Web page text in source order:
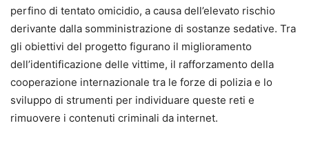
perfino di tentato omicidio, a causa dell’elevato rischio
derivante dalla somministrazione di sostanze sedative. Tra
gli obiettivi del progetto figurano il miglioramento
dell’identificazione delle vittime, il rafforzamento della
cooperazione internazionale tra le forze di polizia e lo
sviluppo di strumenti per individuare queste reti e
rimuovere i contenuti criminali da internet.